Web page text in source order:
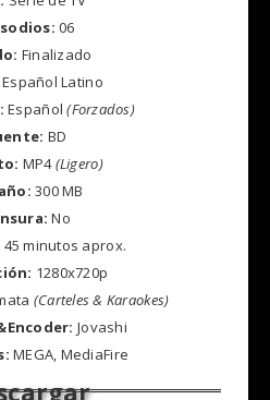
06
Finalizado
Español Latino
Español(Forzados)
BD
MP4(Ligero)
300 MB
No
45 minutos aprox.
1280x720p
(Carteles & Karaokes)
Jovashi
MEGA, MediaFire